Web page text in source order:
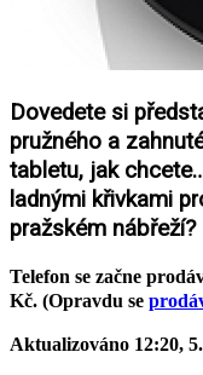
Dovedete si
pružného a
tabletu, jak
ladnými křivkami
pražském nábřeží?
Telefon se začne
Kč. (Opravdu se
Aktualizováno 12:20,